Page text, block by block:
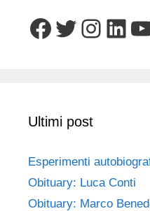
Facebook
Twitter
Ultimi post
Esperimenti
Obituary: Luca Conti
Obituary: Marco